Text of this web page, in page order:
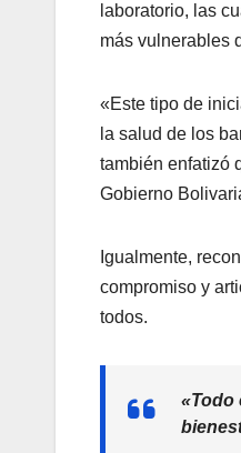
laboratorio, las
más vulnerables
«Este tipo de
la salud de los
también enfatizó
Gobierno
Igualmente,
compromiso y
todos.
«Todo